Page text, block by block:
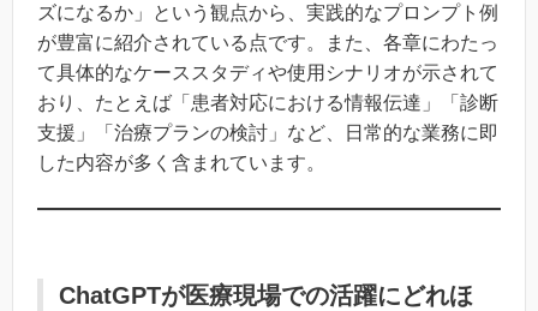
ズになるか」という観点から、実践的なプロンプト例
が豊富に紹介されている点です。また、各章にわたっ
て具体的なケーススタディや使用シナリオが示されて
おり、たとえば「患者対応における情報伝達」「診断
支援」「治療プランの検討」など、日常的な業務に即
した内容が多く含まれています。
ChatGPTが医療現場での活躍にどれほ